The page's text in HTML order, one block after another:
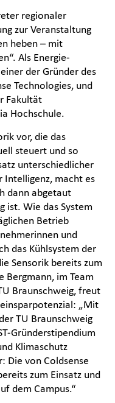
regionaler
zur Veranstaltung
heben – mit
Als Energie-
der Gründer des
Technologies, und
Fakultät
Hochschule.
vor, die das
steuert und so
unterschiedlicher
Intelligenz, macht es
dann abgetaut
ist. Wie das System
Betrieb
und
das Kühlsystem der
Sensorik bereits zum
Bergmann, im Team
Braunschweig, freut
„Mit
TU Braunschweig
Gründerstipendium
Klimaschutz
Die von Coldsense
zum Einsatz und
dem Campus.“